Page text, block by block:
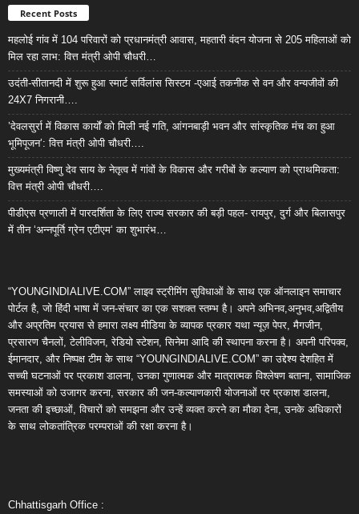
Recent Posts
महलोई गांव में 104 परिवारों को प्रधानमंत्री आवास, महतारी वंदन योजना से 205 महिलाओं को
मिल रहा लाभ: वित्त मंत्री ओपी चौधरी…
उदंती-सीतानदी में शुरू हुआ स्मार्ट सर्विलांस सिस्टम -एआई तकनीक से वन और वन्यजीवों की
24X7 निगरानी….
’देवलसुर्रा में विकास कार्यों को मिली नई गति, आंगनबाड़ी भवन और सांस्कृतिक मंच का हुआ
भूमिपूजन’: वित्त मंत्री ओपी चौधरी….
मुख्यमंत्री विष्णु देव साय के नेतृत्व में गांवों के विकास और गरीबों के कल्याण को प्राथमिकता:
वित्त मंत्री ओपी चौधरी….
पीडीएस प्रणाली में पारदर्शिता के लिए राज्य सरकार की बड़ी पहल- रायपुर, दुर्ग और बिलासपुर
में तीन ‘अन्नपूर्ति ग्रेन एटीएम‘ का शुभारंभ…
“YOUNGINDIALIVE.COM” लाइव स्ट्रीमिंग सुविधाओं के साथ एक ऑनलाइन समाचार
पोर्टल है, जो हिंदी भाषा में जन-संचार का एक सशक्त स्तम्भ है। अपने अभिनव,अनुभव,अद्वितीय
और अप्रतिम प्रयास से हमारा लक्ष्य मीडिया के व्यापक प्रकार यथा न्यूज़ पेपर, मैगजीन,
प्रसारण चैनलों, टेलीविजन, रेडियो स्टेशन, सिनेमा आदि की स्थापना करना है। अपनी परिपक्व,
ईमानदार, और निष्पक्ष टीम के साथ “YOUNGINDIALIVE.COM” का उद्देश्य देशहित में
सच्ची घटनाओं पर प्रकाश डालना, उनका गुणात्मक और मात्रात्मक विश्लेषण बताना, सामाजिक
समस्याओं को उजागर करना, सरकार की जन-कल्याणकारी योजनाओं पर प्रकाश डालना,
जनता की इच्छाओं, विचारों को समझना और उन्हें व्यक्त करने का मौका देना, उनके अधिकारों
के साथ लोकतांत्रिक परम्पराओं की रक्षा करना है।
Chhattisgarh Office :